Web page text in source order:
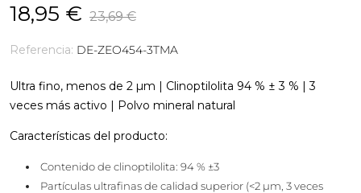
18,95 € 23,69 €
Referencia: DE-ZEO454-3TMA
Ultra fino, menos de 2 µm | Clinoptilolita 94 % ± 3 % | 3
veces más activo | Polvo mineral natural
Características del producto:
Contenido de clinoptilolita: 94 % ±3
Partículas ultrafinas de calidad superior (<2 µm, 3 veces